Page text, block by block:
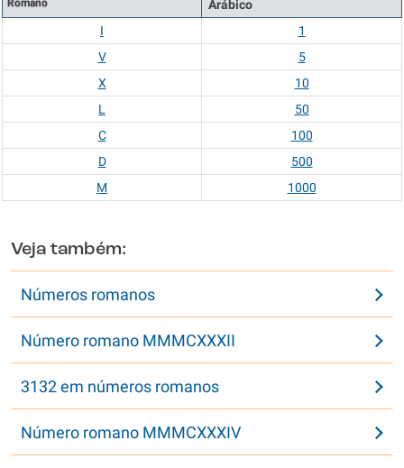
Romano
Arábico
I
1
V
5
X
10
L
50
C
100
D
500
M
1000
Veja também:
Números romanos
Número romano MMMCXXXII
3132 em números romanos
Número romano MMMCXXXIV